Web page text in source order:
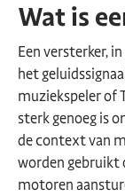
Wat is
Een versterker,
het
muziekspeler of
sterk genoeg is
de context van
worden gebruikt
motoren